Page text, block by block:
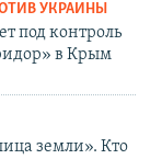
УКРАИНЫ
под контроль
в Крым
земли». Кто